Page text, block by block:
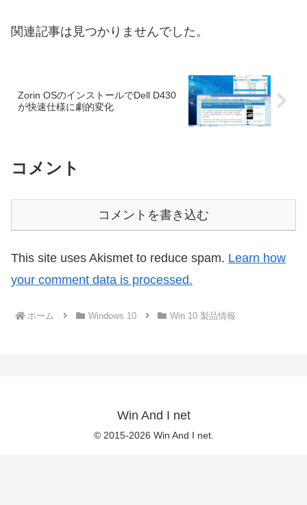
関連記事は見つかりませんでした。
Zorin OSのインストールでDell D430
が快速仕様に劇的変化
コメント
コメントを書き込む
This site uses Akismet to reduce spam. Learn how
your comment data is processed.
ホーム Windows 10 Win 10 製品情報
Win And I net
© 2015-2026 Win And I net.